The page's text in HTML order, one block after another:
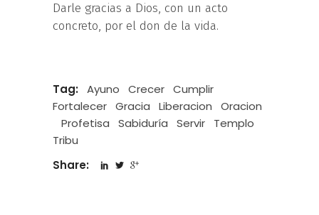
Darle gracias a Dios, con un acto
concreto, por el don de la vida.
Tag: Ayuno Crecer Cumplir
Fortalecer Gracia Liberacion
Oracion
Profetisa
Sabiduría Servir
Templo
Tribu
Share: